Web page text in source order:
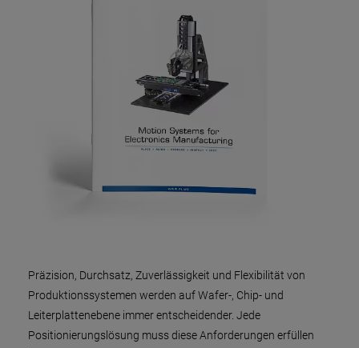
Präzision, Durchsatz, Zuverlässigkeit und Flexibilität von
Produktionssystemen werden auf Wafer-, Chip- und
Leiterplattenebene immer entscheidender. Jede
Positionierungslösung muss diese Anforderungen erfüllen